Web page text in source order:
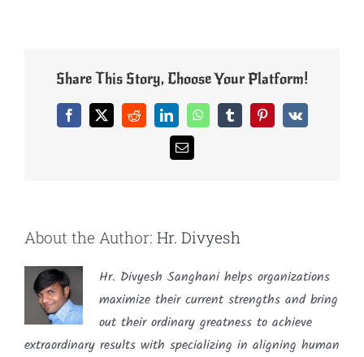
Share This Story, Choose Your Platform!
Facebook
X RedditLinkedInWhatsAppTumblrPinterest
Vk
Email
About the Author: Hr. Divyesh
Hr. Divyesh Sanghani helps organizations
maximize their current strengths and bring
out their ordinary greatness to achieve
extraordinary results with specializing in aligning human